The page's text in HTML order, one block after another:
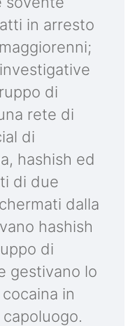
in arresto
di
rete di
di
hashish ed
di due
dalla
hashish
di
gestivano lo
in